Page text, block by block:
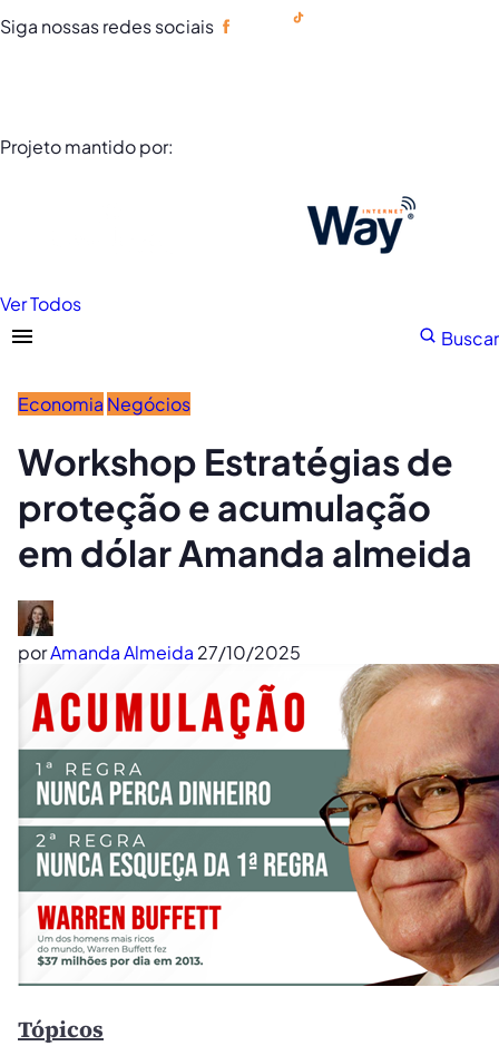
Siga nossas redes sociais
Projeto mantido por:
Ver Todos
Buscar
Economia Negócios
Workshop Estratégias de
proteção e acumulação
em dólar Amanda almeida
porAmanda Almeida 27/10/2025
Tópicos